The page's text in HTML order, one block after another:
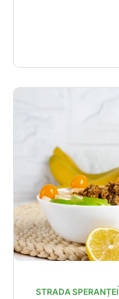
STRADA SPERANȚEI